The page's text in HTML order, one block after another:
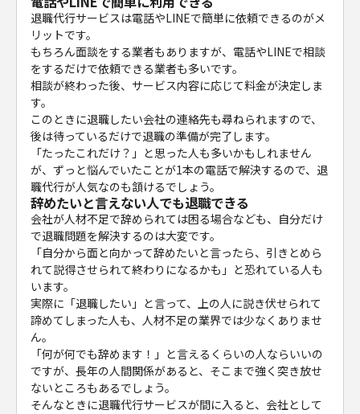
退職代行サービスは電話やLINEで簡単に依頼できるのがメ
リットです。
もちろん面談をする業者もありますが、電話やLINEで相談
をするだけで依頼できる業者も多いです。
相談が終わった後、サービス内容に応じて料金が決定しま
す。
このときに退職したい会社の連絡先も尋ねられますので、
後は待っているだけで退職の準備が完了します。
「たったこれだけ？」と思った人も多いかもしれません
が、ずっと悩んでいたことが1本の電話で解決するので、退
職代行が人気なのも頷けるでしょう。
辞めたいと言えない人でも退職できる
会社が人材不足で辞められては困る場合なども、自分だけ
で退職問題を解決するのは大変です。
「自分から面と向かって辞めたいと言ったら、引きとめら
れて説得させられて終わりになるかも」と恐れている人も
います。
実際に「退職したい」と言って、上の人に説き伏せられて
諦めてしまった人も、人材不足の業界では少なくありませ
ん。
「何が何でも辞めます！」と言えるくらいの人ならいいの
ですが、長年の人間関係があると、そこまで強く突き放せ
ないところもあるでしょう。
そんなときに退職代行サービスが間に入ると、会社として